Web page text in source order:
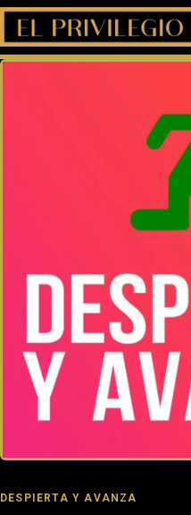
DESPIERTA Y AVANZA